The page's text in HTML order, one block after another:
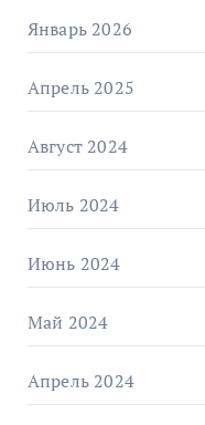
Январь 2026
Апрель 2025
Август 2024
Июль 2024
Июнь 2024
Май 2024
Апрель 2024